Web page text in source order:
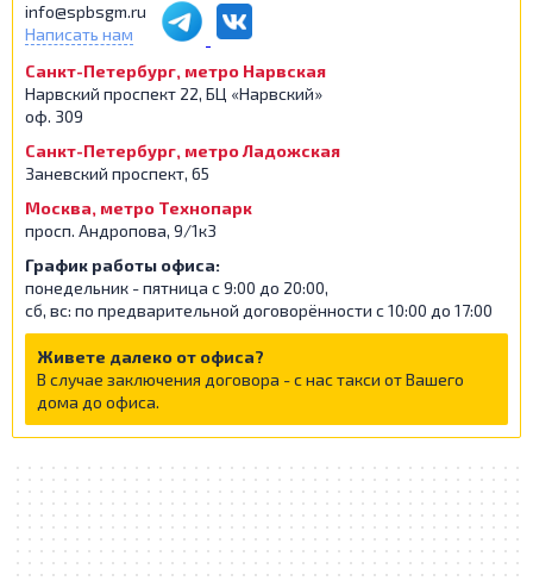
info@spbsgm.ru
Написать нам
Санкт-Петербург, метро Нарвская
Нарвский проспект 22, БЦ «Нарвский»
оф. 309
Санкт-Петербург, метро Ладожская
Заневский проспект, 65
Москва, метро Технопарк
просп. Андропова, 9/1к3
График работы офиса:
понедельник - пятница с 9:00 до 20:00,
сб, вс: по предварительной договорённости с 10:00 до 17:00
Живете далеко от офиса?
В случае заключения договора - с нас такси от Вашего
дома до офиса.